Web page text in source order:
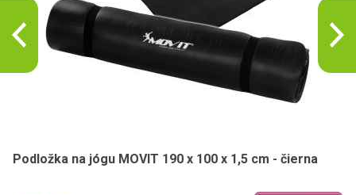
Podložka na jógu MOVIT 190 x 100 x 1,5 cm - čierna